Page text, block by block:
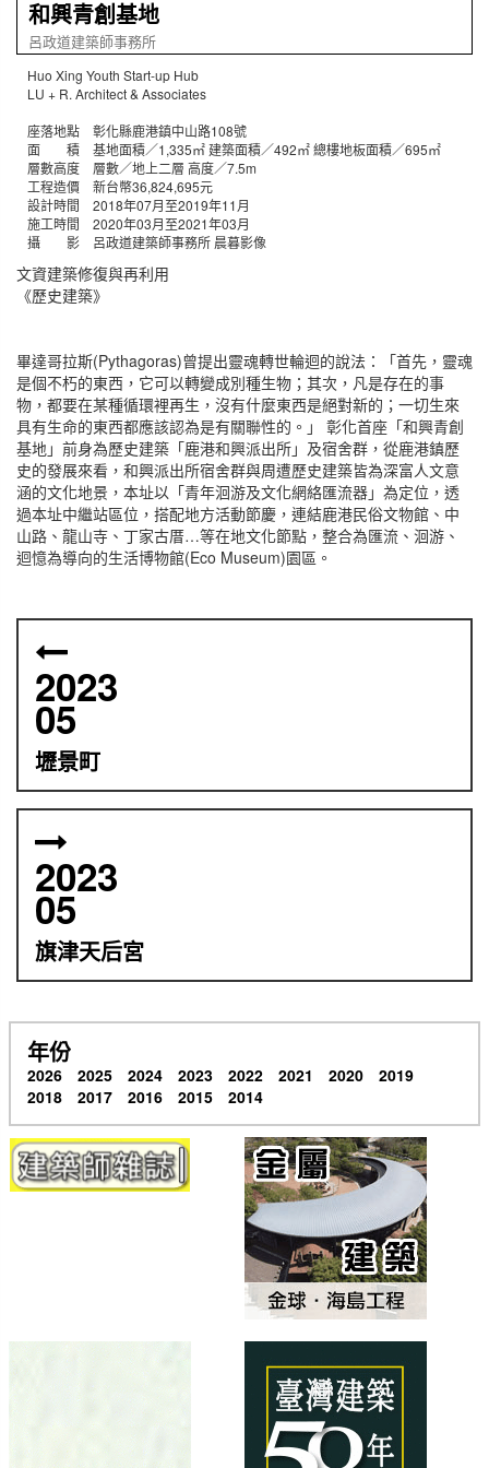
和興青創基地
呂政道建築師事務所
Huo Xing Youth Start-up Hub
LU + R. Architect & Associates
座落地點 彰化縣鹿港鎮中山路108號
面 積 基地面積／1,335㎡ 建築面積／492㎡ 總樓地板面積／695㎡
層數高度 層數／地上二層 高度／7.5m
工程造價 新台幣36,824,695元
設計時間 2018年07月至2019年11月
施工時間 2020年03月至2021年03月
攝 影 呂政道建築師事務所 晨暮影像
文資建築修復與再利用
《歷史建築》
畢達哥拉斯(Pythagoras)曾提出靈魂轉世輪迴的說法：「首先，靈魂
是個不朽的東西，它可以轉變成別種生物；其次，凡是存在的事
物，都要在某種循環裡再生，沒有什麼東西是絕對新的；一切生來
具有生命的東西都應該認為是有關聯性的。」 彰化首座「和興青創
基地」前身為歷史建築「鹿港和興派出所」及宿舍群，從鹿港鎮歷
史的發展來看，和興派出所宿舍群與周遭歷史建築皆為深富人文意
涵的文化地景，本址以「青年洄游及文化網絡匯流器」為定位，透
過本址中繼站區位，搭配地方活動節慶，連結鹿港民俗文物館、中
山路、龍山寺、丁家古厝…等在地文化節點，整合為匯流、洄游、
迴憶為導向的生活博物館(Eco Museum)園區。
2023
05
壢景町
2023
05
旗津天后宮
年份
2026 2025 2024 2023 2022 2021 2020
2019
2018
2017 2016 2015 2014